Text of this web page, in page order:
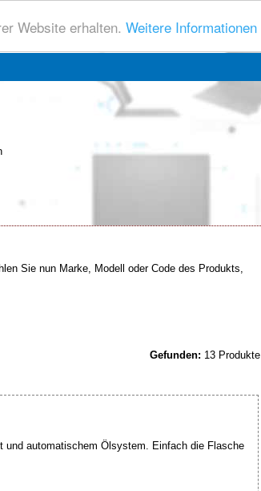
Website erhalten. Weitere Informationen
Sie nun Marke, Modell oder Code des Produkts,
Gefunden: 13 Produkte
und automatischem Ölsystem. Einfach die Flasche